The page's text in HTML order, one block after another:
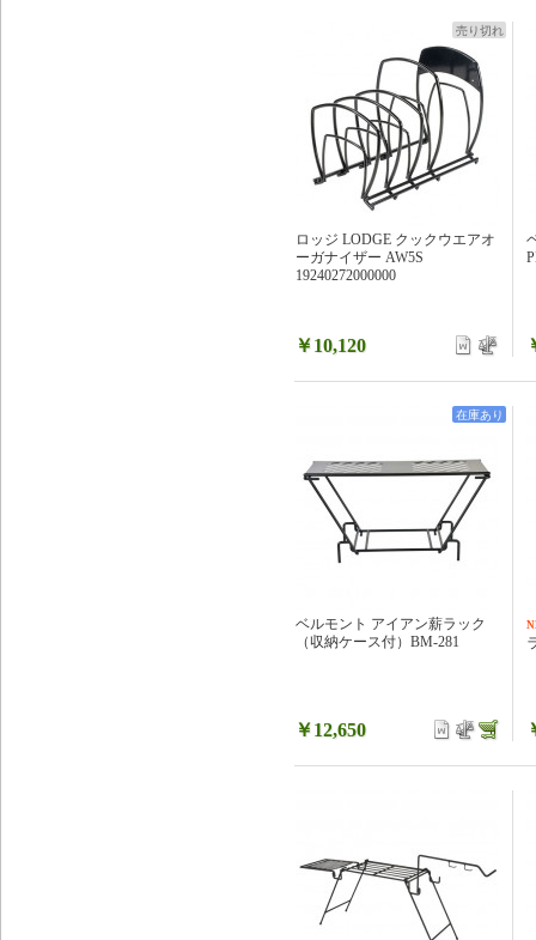
ロッジ LODGE クックウエアオ
ーガナイザー AW5S
19240272000000
￥10,120
売り切れ
ベルモント アイアン薪ラック
（収納ケース付）BM-281
￥12,650
在庫あり